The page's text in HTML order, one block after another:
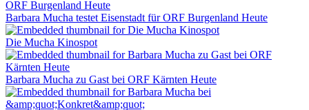
Barbara Mucha testet Eisenstadt für ORF Burgenland Heute
Die Mucha Kinospot
Barbara Mucha zu Gast bei ORF Kärnten Heute